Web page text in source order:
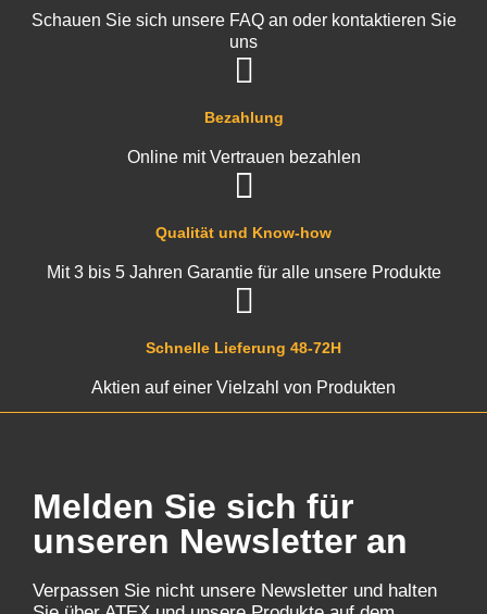
Schnelle Lieferung 48-72H
Aktien auf einer Vielzahl von Produkten
Qualität und Know-how
Mit 3 bis 5 Jahren Garantie für alle unsere Produkte
Bezahlung
Online mit Vertrauen bezahlen
Schauen Sie sich unsere FAQ an oder kontaktieren Sie
uns
Melden Sie sich für
unseren Newsletter an
Verpassen Sie nicht unsere Newsletter und halten